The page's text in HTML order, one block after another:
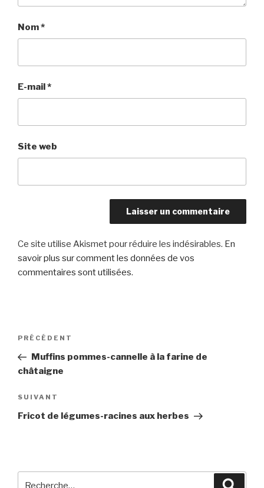
Nom*
E-mail*
Site web
Ce site utilise Akismet pour réduire les indésirables. En
savoir plus sur comment les données de vos
commentaires sont utilisées.
Navigation
l’article
Article
précédent
PRÉCÉDENT
Muffins pommes-cannelle à la farine de
châtaigne
Article
suivant
SUIVANT
Fricot de légumes-racines aux herbes